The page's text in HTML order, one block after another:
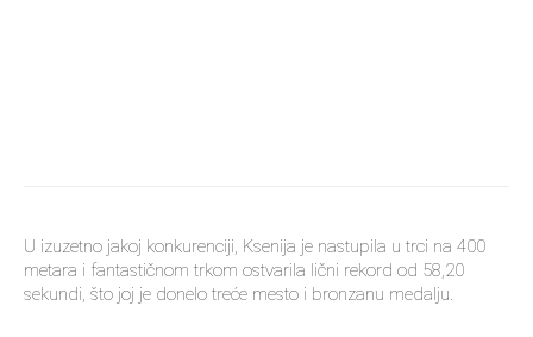
U izuzetno jakoj konkurenciji, Ksenija je nastupila u trci na 400
metara i fantastičnom trkom ostvarila lični rekord od 58,20
sekundi, što joj je donelo treće mesto i bronzanu medalju.